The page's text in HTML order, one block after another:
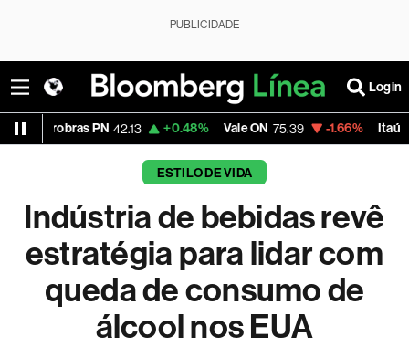
PUBLICIDADE
Login
+0.48% Vale ON 75.39 -1.66% Itaú PN 41.83 -1.30%
ESTILO DE VIDA
Indústria de bebidas revê
estratégia para lidar com
queda de consumo de
álcool nos EUA